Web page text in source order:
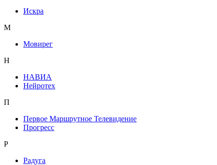
Искра
М
Мовирег
Н
НАВИА
Нейротех
П
Первое Маршрутное Телевидение
Прогресс
Р
Радуга